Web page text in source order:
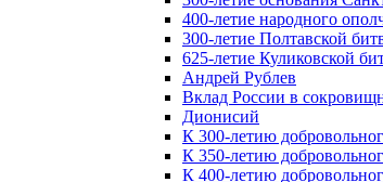
400-летие народного
300-летие Полтавской
625-летие Куликовской
Андрей Рублев
Вклад России в
Дионисий
К 300-летию
К 350-летию
К 400-летию